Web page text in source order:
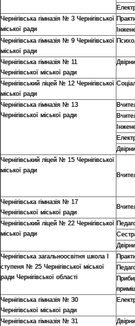
Чернігівська гімназія № 3 Чернігівської
міської ради
Чернігівська гімназія № 9 Чернігівської
міської ради
Чернігівська гімназія № 11
Чернігівської міської ради
Чернігівський ліцей № 12 Чернігівської
міської ради
Чернігівська гімназія № 13
Чернігівської міської ради
Чернігівський ліцей № 15 Чернігівської
міської ради
Чернігівська гімназія № 17
Чернігівської міської ради
Чернігівський ліцей № 22 Чернігівської
міської ради
Чернігівська загальноосвітня школа І
ступеня № 25 Чернігівської міської
ради Чернігівської області
Чернігівська гімназія № 30
Чернігівської міської ради
Чернігівська гімназія № 31